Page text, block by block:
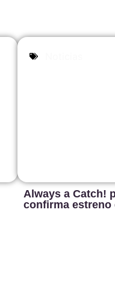
Always a Catch!
confirma estreno